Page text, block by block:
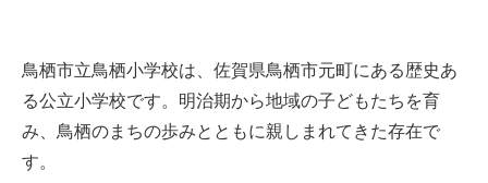
鳥栖市立鳥栖小学校は、佐賀県鳥栖市元町にある歴史あ
る公立小学校です。明治期から地域の子どもたちを育
み、鳥栖のまちの歩みとともに親しまれてきた存在で
す。